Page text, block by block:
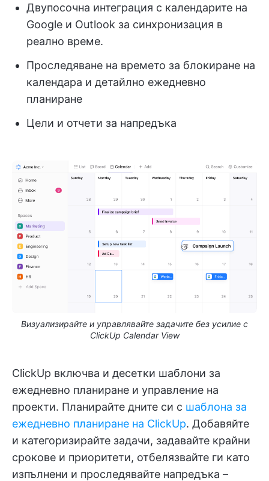
Двупосочна интеграция с календарите на
Google и Outlook за синхронизация в
реално време.
Проследяване на времето за блокиране на
календара и детайлно ежедневно
планиране
Цели и отчети за напредъка
Визуализирайте и управлявайте задачите без усилие с
ClickUp Calendar View
ClickUp включва и десетки шаблони за
ежедневно планиране и управление на
проекти. Планирайте дните си с шаблона за
ежедневно планиране на ClickUp. Добавяйте
и категоризирайте задачи, задавайте крайни
срокове и приоритети, отбелязвайте ги като
изпълнени и проследявайте напредъка –